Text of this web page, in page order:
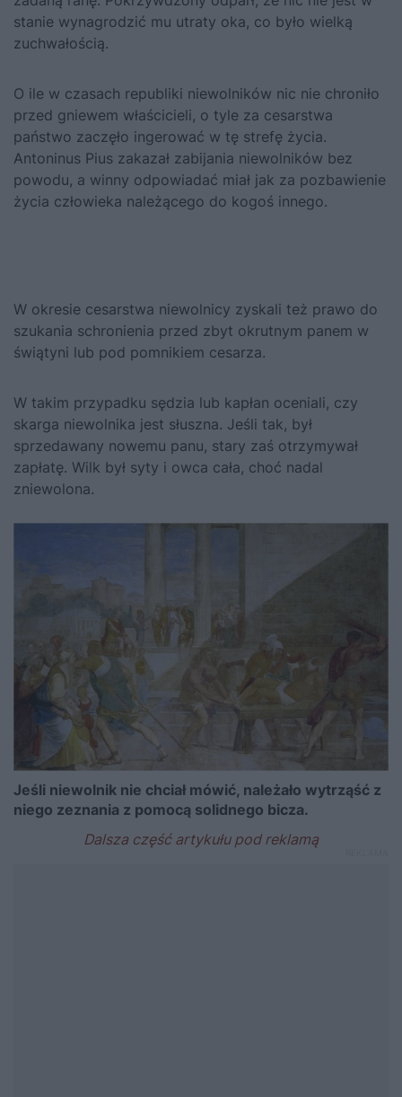
stanie wynagrodzić mu utraty oka, co było wielką
zuchwałością.
O ile w czasach republiki niewolników nic nie chroniło
przed gniewem właścicieli, o tyle za cesarstwa
państwo zaczęło ingerować w tę strefę życia.
Antoninus Pius zakazał zabijania niewolników bez
powodu, a winny odpowiadać miał jak za pozbawienie
życia człowieka należącego do kogoś innego.
W okresie cesarstwa niewolnicy zyskali też prawo do
szukania schronienia przed zbyt okrutnym panem w
świątyni lub pod pomnikiem cesarza.
W takim przypadku sędzia lub kapłan oceniali, czy
skarga niewolnika jest słuszna. Jeśli tak, był
sprzedawany nowemu panu, stary zaś otrzymywał
zapłatę. Wilk był syty i owca cała, choć nadal
zniewolona.
Jeśli niewolnik nie chciał mówić, należało wytrząść z
niego zeznania z pomocą solidnego bicza.